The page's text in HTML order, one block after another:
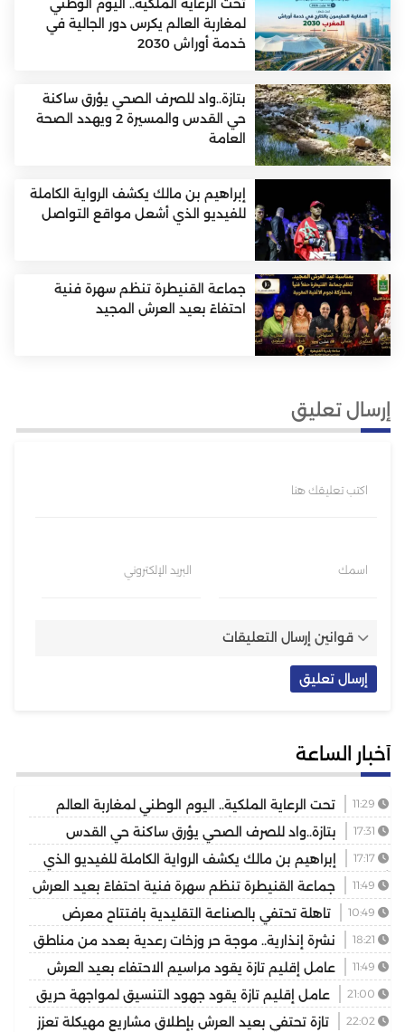
لمغاربة العالم يكرس دور الجالية في
خدمة أوراش 2030
بتازة..واد للصرف الصحي يؤرق ساكنة
حي القدس والمسيرة 2 ويهدد الصحة
العامة
إبراهيم بن مالك يكشف الرواية الكاملة
للفيديو الذي أشعل مواقع التواصل
جماعة القنيطرة تنظم سهرة فنية
احتفاءً بعيد العرش المجيد
إرسال تعليق
اكتب تعليقك هنا
اسمك البريد الإلكتروني
قوانين إرسال التعليقات
أخبار الساعة
تحت الرعاية الملكية.. اليوم الوطني لمغاربة العالم
يكرس دور الجالية في خدمة أوراش 2030
بتازة..واد للصرف الصحي يؤرق ساكنة حي القدس
والمسيرة 2 ويهدد الصحة العامةإبراهيم بن مالك يكشف الرواية الكاملة للفيديو الذي
أشعل مواقع التواصل
جماعة القنيطرة تنظم سهرة فنية احتفاءً بعيد العرش
المجيد
تاهلة تحتفي بالصناعة التقليدية بافتتاح معرض
للمنتوجات المحلية بمشاركة عارضين من مختلف جهات المملكة
نشرة إنذارية.. موجة حر وزخات رعدية بعدد من مناطق
المملكة عامل إقليم تازة يقود مراسيم الاحتفاء بعيد العرش
ويكرم موظفين بتوشيحات ملكية
عامل إقليم تازة يقود جهود التنسيق لمواجهة حريق
غابوي بتغزراتينتازة تحتفي بعيد العرش بإطلاق مشاريع مهيكلة تعزز